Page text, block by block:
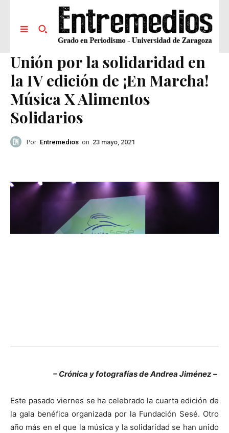
Unión por la solidaridad en
la IV edición de ¡En Marcha!
Música X Alimentos
Solidarios
Por Entremedios on 23 mayo, 2021
– Crónica y fotografías de Andrea Jiménez –
Este pasado viernes se ha celebrado la cuarta edición de
la gala benéfica organizada por la Fundación Sesé. Otro
año más en el que la música y la solidaridad se han unido